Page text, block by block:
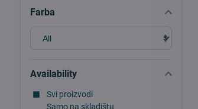
Farba
Availability
Svi proizvodi
Samo na skladištu